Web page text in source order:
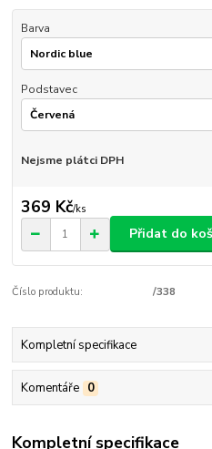
Barva
Podstavec
Nejsme plátci DPH
369 Kč/ks
Přidat do
Číslo produktu: /338
Kompletní specifikace
Komentáře 0
Kompletní specifikace